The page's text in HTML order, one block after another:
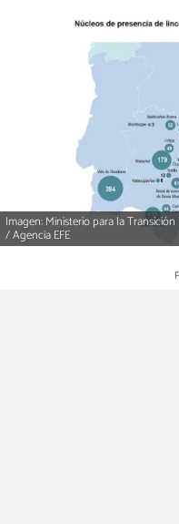
Imagen: Ministerio para la
/ Agencia EFE